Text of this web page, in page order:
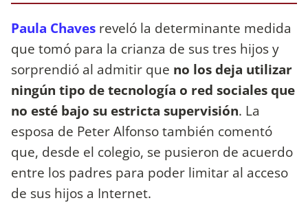
Paula Chaves reveló la determinante medida
que tomó para la crianza de sus tres hijos y
sorprendió al admitir que no los deja utilizar
ningún tipo de tecnología o red sociales que
no esté bajo su estricta supervisión. La
esposa de Peter Alfonso también comentó
que, desde el colegio, se pusieron de acuerdo
entre los padres para poder limitar al acceso
de sus hijos a Internet.